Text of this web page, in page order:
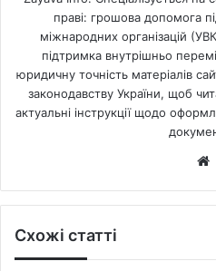
праві: грошова допомога
міжнародних організацій
підтримка внутрішньо
юридичну точність матеріалів
законодавству України, щоб
актуальні інструкції щодо
Схожі статті